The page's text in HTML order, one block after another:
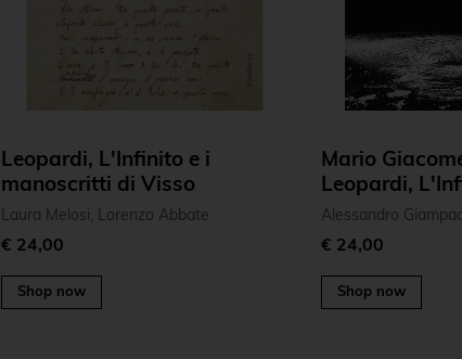
Leopardi, L'Infinito e i
manoscritti di Visso
Laura Melosi, Lorenzo Abbate
€ 24,00
Shop now
Mario
Leopardi,
Alessandro
€ 24,00
Shop now